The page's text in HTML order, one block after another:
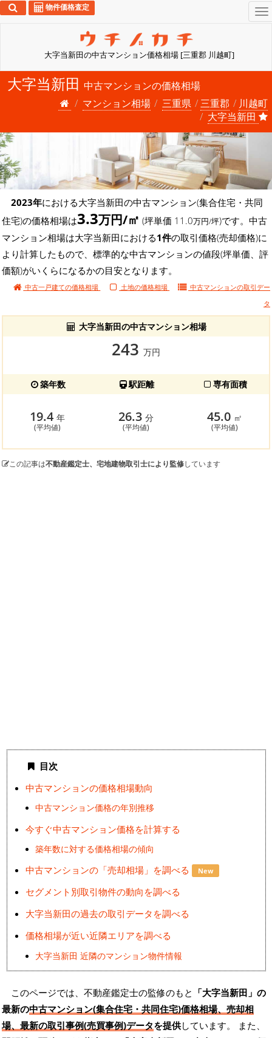
大字当新田の中古マンション価格相場 [三重郡 川越町]
物件価格査定
大字当新田 中古マンションの価格相場
マンション相場
三重県 三重郡
川越町
大字当新田
2023年における大字当新田の中古マンション(集合住宅・共同
住宅)の価格相場は3.3万円/㎡ (坪単価 11.0万円/坪)です。中古
マンション相場は大字当新田における1件の取引価格(売却価格)に
より計算したもので、標準的な中古マンションの値段(坪単価、評
価額)がいくらになるかの目安となります。
中古一戸建ての価格相場 土地の価格相場 中古マンションの取引デー
タ
大字当新田の中古マンション相場
243 万円
築年数 駅距離 専有面積
19.4 年
(平均値)
26.3 分
(平均値)
45.0 ㎡
(平均値)
この記事は不動産鑑定士、宅地建物取引士により監修しています
目次
中古マンションの価格相場動向
中古マンション価格の年別推移
今すぐ中古マンション価格を計算する
築年数に対する価格相場の傾向
中古マンションの「売却相場」を調べる New
セグメント別取引物件の動向を調べる
大字当新田の過去の取引データを調べる
価格相場が近い近隣エリアを調べる
大字当新田 近隣のマンション物件情報
このページでは、不動産鑑定士の監修のもと 「大字当新田」の
最新の中古マンション(集合住宅・共同住宅)価格相場、売却相
場、最新の取引事例(売買事例)データを提供しています。 また、